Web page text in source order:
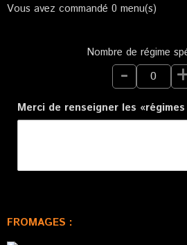
Vous avez commandé 0 menu(s)
Nombre de régime
-
Merci de renseigner les
FROMAGES :